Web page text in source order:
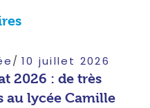
10 juillet 2026
2026 : de très
au lycée Camille